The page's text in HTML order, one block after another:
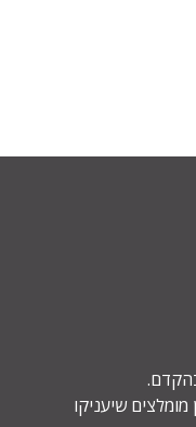
שיעניקו